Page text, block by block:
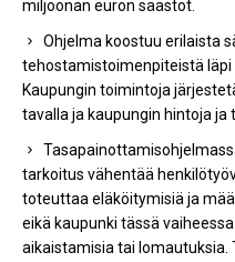
miljoonan euron säästöt.
Ohjelma koostuu erilaista
tehostamistoimenpiteistä läpi
Kaupungin toimintoja
tavalla ja kaupungin hintoja ja
tarkoitus vähentää
toteuttaa eläköitymisiä ja
eikä kaupunki tässä
aikaistamisia tai